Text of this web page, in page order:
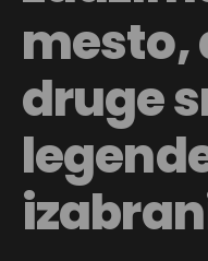
mesto,
druge